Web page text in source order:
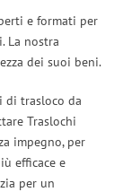
e formati per
La nostra
dei suoi beni.
di trasloco da
Traslochi
impegno, per
efficace e
per un